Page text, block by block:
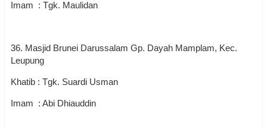
Imam : Tgk. Maulidan
36. Masjid Brunei Darussalam Gp. Dayah Mamplam, Kec.
Leupung
Khatib : Tgk. Suardi Usman
Imam : Abi Dhiauddin